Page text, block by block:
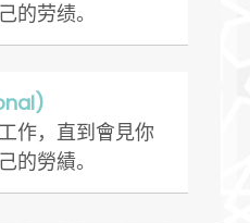
的劳绩。
作，直到會見你
的勞績。